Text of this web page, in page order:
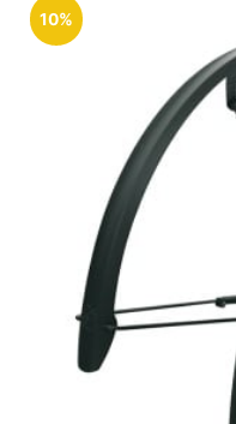
10%